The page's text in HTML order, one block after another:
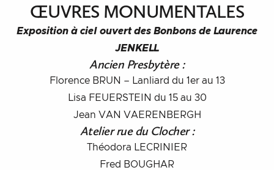
ŒUVRES MONUMENTALES
Exposition à ciel ouvert des Bonbons de Laurence
JENKELL
Ancien Presbytère :
Florence BRUN – Lanliard du 1er au 13
Lisa FEUERSTEIN du 15 au 30
Jean VAN VAERENBERGH
Atelier rue du Clocher :
Théodora LECRINIER
Fred BOUGHAR